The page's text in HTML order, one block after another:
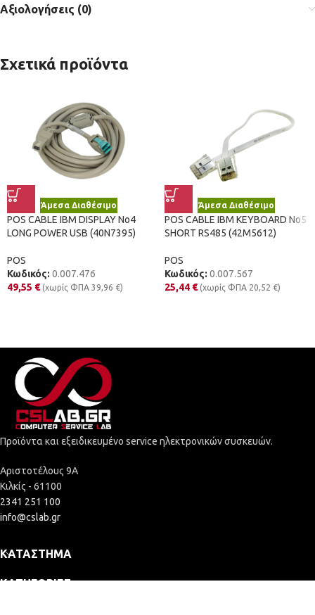
Αξιολογήσεις (0)
Σχετικά προϊόντα
Άμεσα Διαθέσιμο
POS CABLE IBM DISPLAY No4
LONG POWER USB (40N7395)
POS
Κωδικός: 0.007.476
49,55 € (χωρίς ΦΠΑ 39,96 €)
Άμεσα Διαθέσιμο
POS CABLE IBM KEYBOARD No5
SHORT RS485 (42M5612)
POS
Κωδικός: 0.007.567
25,44 € (χωρίς ΦΠΑ 20,52 €)
Προϊόντα και εξειδικευμένο service ηλεκτρονικών συσκευών.
Αριστοτέλους 9Α
Κιλκίς - 61100
2341 251 100
info@cslab.gr
ΚΑΤΆΣΤΗΜΑ
ΚΑΤΗΓΟΡΊΕΣ